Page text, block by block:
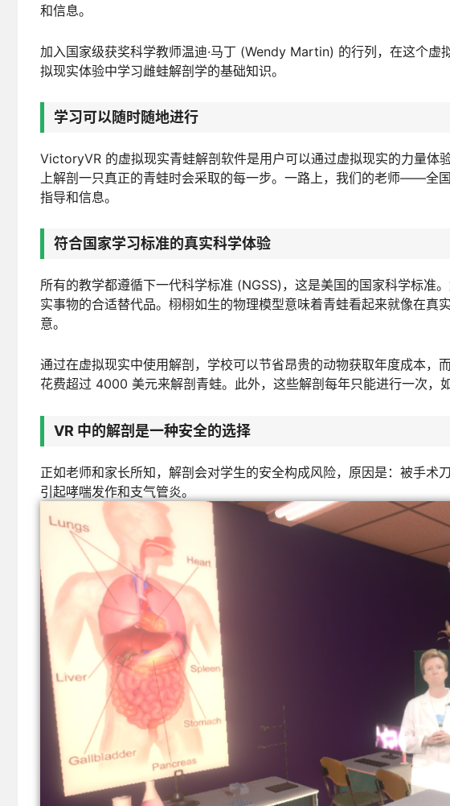
和信息。
加入国家级获奖科学教师温迪·马丁 (Wendy Martin) 的行列，在这个
拟现实体验中学习雌蛙解剖学的基础知识。
学习可以随时随地进行
VictoryVR 的虚拟现实青蛙解剖软件是用户可以通过虚拟现实的力量体
上解剖一只真正的青蛙时会采取的每一步。一路上，我们的老师——全
指导和信息。
符合国家学习标准的真实科学体验
所有的教学都遵循下一代科学标准 (NGSS)，这是美国的国家科学标准
实事物的合适替代品。栩栩如生的物理模型意味着青蛙看起来就像在
意。
通过在虚拟现实中使用解剖，学校可以节省昂贵的动物获取年度成本
花费超过 4000 美元来解剖青蛙。此外，这些解剖每年只能进行一次，
VR 中的解剖是一种安全的选择
正如老师和家长所知，解剖会对学生的安全构成风险，原因是：被手术
引起哮喘发作和支气管炎。